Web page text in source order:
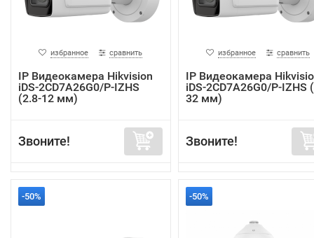
избранное сравнить
IP Видеокамера Hikvision
iDS-2CD7A26G0/P-IZHS
(2.8-12 мм)
Звоните!
избранное сравнить
IP Видеокамера
iDS-2CD7A26G0/P-IZHS
32 мм)
Звоните!
-50% -50%